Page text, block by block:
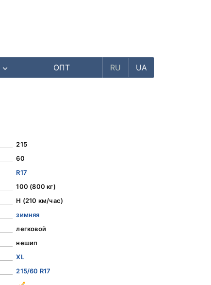
ОПТ RU UA
215
60
R17
100 (800 кг)
H (210 км/час)
зимняя
легковой
нешип
XL
215/60 R17